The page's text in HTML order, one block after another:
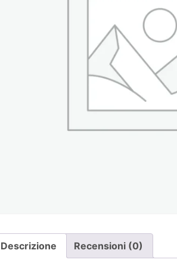
Descrizione Recensioni (0)